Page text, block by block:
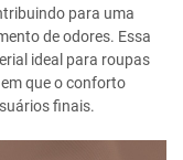
para uma
de odores. Essa
ideal para roupas
que o conforto
finais.